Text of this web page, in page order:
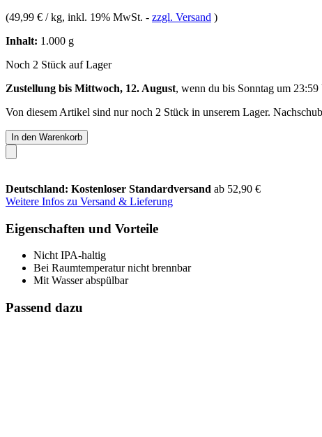
(49,99 € / kg, inkl. 19% MwSt. - zzgl. Versand )
Inhalt: 1.000 g
Noch 2 Stück auf Lager
Zustellung bis Mittwoch, 12. August, wenn du bis Sonntag um
Von diesem Artikel sind nur noch 2 Stück in unserem Lager.
In den Warenkorb
Deutschland: Kostenloser Standardversand ab 52,90 €
Weitere Infos zu Versand & Lieferung
Eigenschaften und Vorteile
Nicht IPA-haltig
Bei Raumtemperatur nicht brennbar
Mit Wasser abspülbar
Passend dazu